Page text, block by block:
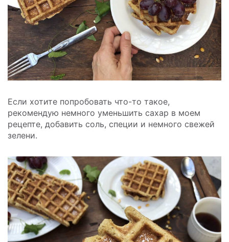
Если хотите попробовать что-то такое,
рекомендую немного уменьшить сахар в моем
рецепте, добавить соль, специи и немного свежей
зелени.